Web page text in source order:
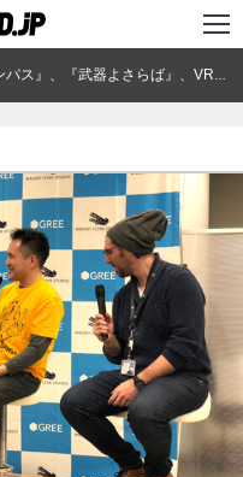
ーム『釣り★スタVR』における3DCG表現～「Flyers' Lab #4」レポート